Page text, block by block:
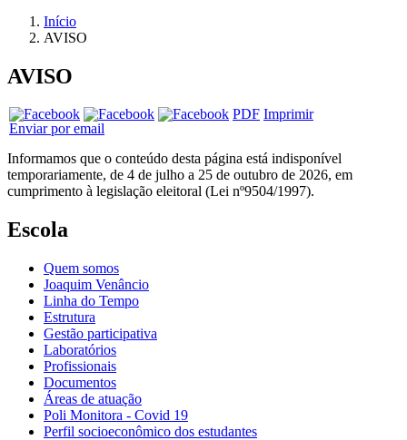
Início
AVISO
AVISO
PDF Imprimir
Enviar por email
Informamos que o conteúdo desta página está indisponível
temporariamente, de 4 de julho a 25 de outubro de 2026, em
cumprimento à legislação eleitoral (Lei nº9504/1997).
Escola
Quem somos
Joaquim Venâncio
Linha do Tempo
Estrutura
Gestão participativa
Laboratórios
Profissionais
Documentos
Áreas de atuação
Poli Monitora - Covid 19
Perfil socioeconômico dos estudantes